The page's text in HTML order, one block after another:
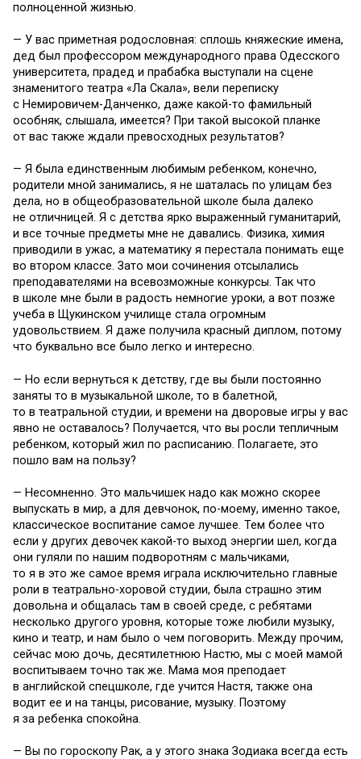
полноценной жизнью.
— У вас приметная родословная: сплошь княжеские имена,
дед был профессором международного права Одесского
университета, прадед и прабабка выступали на сцене
знаменитого театра «Ла Скала», вели переписку
с Немировичем-Данченко, даже какой-то фамильный
особняк, слышала, имеется? При такой высокой планке
от вас также ждали превосходных результатов?
— Я была единственным любимым ребенком, конечно,
родители мной занимались, я не шаталась по улицам без
дела, но в общеобразовательной школе была далеко
не отличницей. Я с детства ярко выраженный гуманитарий,
и все точные предметы мне не давались. Физика, химия
приводили в ужас, а математику я перестала понимать еще
во втором классе. Зато мои сочинения отсылались
преподавателями на всевозможные конкурсы. Так что
в школе мне были в радость немногие уроки, а вот позже
учеба в Щукинском училище стала огромным
удовольствием. Я даже получила красный диплом, потому
что буквально все было легко и интересно.
— Но если вернуться к детству, где вы были постоянно
заняты то в музыкальной школе, то в балетной,
то в театральной студии, и времени на дворовые игры у вас
явно не оставалось? Получается, что вы росли тепличным
ребенком, который жил по расписанию. Полагаете, это
пошло вам на пользу?
— Несомненно. Это мальчишек надо как можно скорее
выпускать в мир, а для девчонок, по-моему, именно такое,
классическое воспитание самое лучшее. Тем более что
если у других девочек какой-то выход энергии шел, когда
они гуляли по нашим подворотням с мальчиками,
то я в это же самое время играла исключительно главные
роли в театрально-хоровой студии, была страшно этим
довольна и общалась там в своей среде, с ребятами
несколько другого уровня, которые тоже любили музыку,
кино и театр, и нам было о чем поговорить. Между прочим,
сейчас мою дочь, десятилетнюю Настю, мы с моей мамой
воспитываем точно так же. Мама моя преподает
в английской спецшколе, где учится Настя, также она
водит ее и на танцы, рисование, музыку. Поэтому
я за ребенка спокойна.
— Вы по гороскопу Рак, а у этого знака Зодиака всегда есть